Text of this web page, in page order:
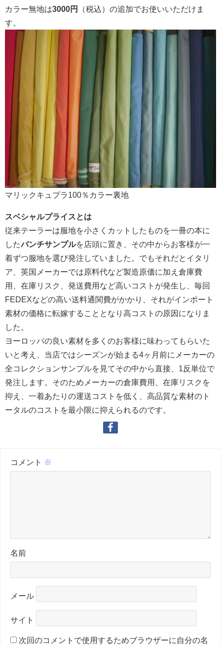
カラー無地は3000円
（税込）の追加でお使いいただけま
す。
マリックキュプラ100％カラー裏地
スベシャルプライスとは
従来テーラーは服地を小さくカットしたものを一冊の本に
したバンチサンプルを店頭に置き、その中からお客様が一
着ずつ服地を選び発注していました。でもそれだとイタリ
ア、英国メーカーでは原料代など製造原価に加え倉庫費
用、在庫リスク、発送費用など高いコストが発生し、毎回
FEDEXなどの高い送料通関費がかかり、それがインポート
素材の価格に転嫁することとなり高コストの原因になりま
した。
ヨーロッパの良い素材を多くのお客様に味わってもらいた
いと考え、当店ではシーズンが始まる4ヶ月前にメーカーの
全コレクションサンプルを見てその中から直接、1反単位で
発注します。そのためメーカーの倉庫費用、在庫リスクを
抑え、一着あたりの運送コストを低く、高品質な素材のト
ータルのコストを最小限に抑えられるのです。
コメント ※
名前
メール
サイト
次回のコメントで使用するためブラウザーに自分の名